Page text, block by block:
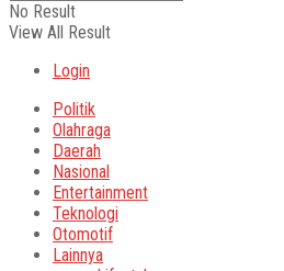
No Result
View All Result
Login
Politik
Olahraga
Daerah
Nasional
Entertainment
Teknologi
Otomotif
Lainnya